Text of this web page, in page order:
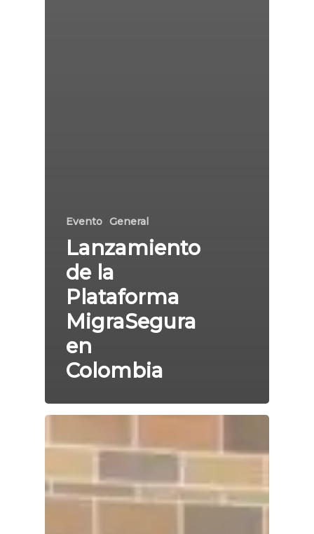
Evento General
Lanzamiento
de la
Plataforma
MigraSegura
en
Colombia